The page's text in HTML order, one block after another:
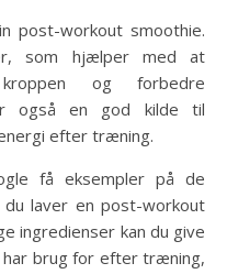
post-workout smoothie.
som hjælper med at
og forbedre
også en god kilde til
efter træning.
få eksempler på de
du laver en post-workout
ingredienser kan du give
brug for efter træning,